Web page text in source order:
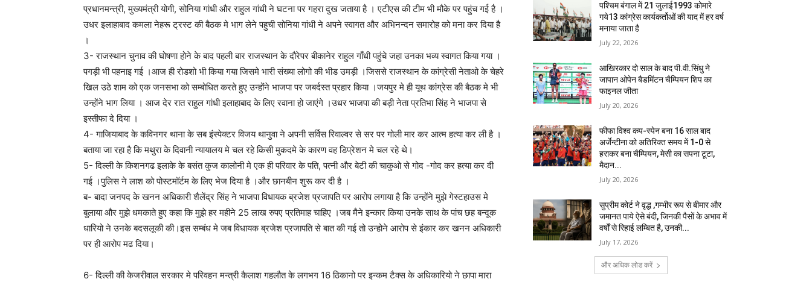
प्रधानमन्त्री, मुख्यमंत्री योगी, सोनिया गांधी और राहुल गांधी ने घटना पर गहरा दुख जताया है । एटीएस की टीम भी मौके पर पहुंच गई है ।
उधर इलाहाबाद कमला नेहरू ट्रस्ट की बैठक मे भाग लेने पहुची सोनिया गांधी ने अपने स्वागत और अभिनन्दन समारोह को मना कर दिया है
।
3- राजस्थान चुनाव की घोषणा होने के बाद पहली बार राजस्थान के दौरेपर बीकानेर राहुल गाँधी पहुंचे जहा उनका भव्य स्वागत किया गया ।
पगड़ी भी पहनाइ गई ।आज ही रोडशो भी किया गया जिसमे भारी संख्या लोगो की भीड उमड़ी ।जिससे राजस्थान के कांग्रेसी नेताओ के चेहरे
खिल उठे शाम को एक जनसभा को सम्बोधित करते हुए उन्होंने भाजपा पर जबर्दस्त प्रहार किया ।जयपुर मे ही यूथ कांग्रेस की बैठक मे भी
उन्होंने भाग लिया । आज देर रात राहुल गांधी इलाहाबाद के लिए रवाना हो जाएंगे ।उधर भाजपा की बड़ी नेता प्रतिभा सिंह ने भाजपा से
इस्तीफा दे दिया ।
4- गाजियाबाद के कविनगर थाना के सब इंस्पेक्टर विजय थानुवा ने अपनी सर्विस रिवाल्वर से सर पर गोली मार कर आत्म हत्या कर ली है ।
बताया जा रहा है कि मथुरा के दिवानी न्यायालय मे चल रहे किसी मुकदमे के कारण वह डिप्रेशन मे चल रहे थे।
5- दिल्ली के किशनगढ इलाके के बसंत कुज कालोनी मे एक ही परिवार के पति, पत्नी और बेटी की चाकुओ से गोद -गोद कर हत्या कर दी
गई ।पुलिस ने लाश को पोस्टमॉर्टम के लिए भेज दिया है ।और छानबीन शुरू कर दी है ।
ब- बादा जनपद के खनन अधिकारी शैलेंद्र सिंह ने भाजपा विधायक ब्रजेश प्रजापति पर आरोप लगाया है कि उन्होंने मुझे गेस्टहाउस मे
बुलाया और मुझे धमकाते हुए कहा कि मुझे हर महीने 25 लाख रुपए प्रतिमाह चाहिए ।जब मैने इन्कार किया उनके साथ के पांच छह बन्दूक
धारियो ने उनके बदसलूकी की।इस सम्बंध मे जब विधायक ब्रजेश प्रजापति से बात की गई तो उन्होने आरोप से इंकार कर खनन अधिकारी
पर ही आरोप मढ दिया।
6- दिल्ली की केजरीवाल सरकार मे परिवहन मन्त्री कैलाश गहलौत के लगभग 16 ठिकानो पर इन्कम टैक्स के अधिकारियो ने छापा मारा
पश्चिम बंगाल में 21 जुलाई1993 कोमारे
गये13 कांग्रेस कार्यकर्तोओं की याद में हर वर्ष
मनाया जाता है
July 22, 2026
आखिरकार दो साल के बाद पी.वी.सिंधु ने
जापान ओपेन बैडमिंटन चैम्पियन शिप का
फाइनल जीता
July 20, 2026
फीफा विश्व कप-स्पेन बना 16 साल बाद
अर्जेन्टीना को अतिरिक्त समय में 1-0 से
हराकर बना चैम्पियन, मेसी का सपना टूटा,
मैदान...
July 20, 2026
सुप्रीम कोर्ट ने वृद्ध ,गम्भीर रूप से बीमार और
जमानत पाये ऐसे बंदी, जिनकी पैसों के अभाव में
वर्षों से रिहाई लम्बित है, उनकी...
July 17, 2026
और अधिक लोड करें